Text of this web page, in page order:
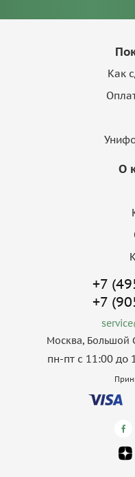
Как
О
+7
+7
Москва, Большой
пн-пт с 11:00 до